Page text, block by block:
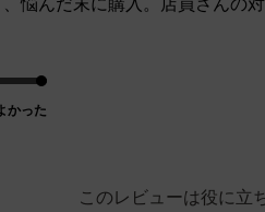
かった
このレビューは役に立